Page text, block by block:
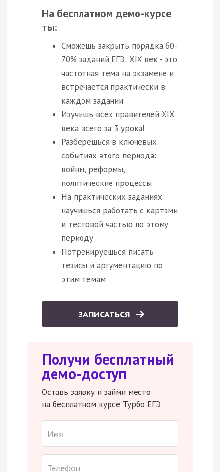
На бесплатном демо-курсе
ты:
Сможешь закрыть порядка 60-
70% заданий ЕГЭ: XIX век - это
частотная тема на экзамене и
встречается практически в
каждом задании
Изучишь всех правителей XIX
века всего за 3 урока!
Разберешься в ключевых
событиях этого периода:
войны, реформы,
политические процессы
На практических заданиях
научишься работать с картами
и тестовой частью по этому
периоду
Потренируешься писать
тезисы и аргументацию по
этим темам
ЗАПИСАТЬСЯ
Получи бесплатный
демо-доступ
Оставь заявку и займи место
на бесплатном курсе Турбо ЕГЭ